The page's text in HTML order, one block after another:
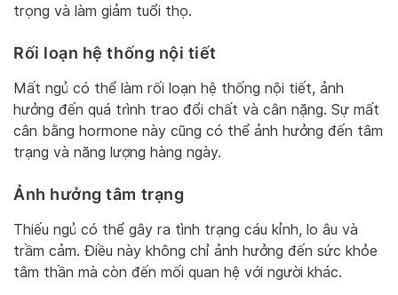
trọng và làm giảm tuổi thọ.
Rối loạn hệ thống nội tiết
Mất ngủ có thể làm rối loạn hệ thống nội tiết, ảnh
hưởng đến quá trình trao đổi chất và cân nặng. Sự mất
cân bằng hormone này cũng có thể ảnh hưởng đến tâm
trạng và năng lượng hàng ngày.
Ảnh hưởng tâm trạng
Thiếu ngủ có thể gây ra tình trạng cáu kỉnh, lo âu và
trầm cảm. Điều này không chỉ ảnh hưởng đến sức khỏe
tâm thần mà còn đến mối quan hệ với người khác.